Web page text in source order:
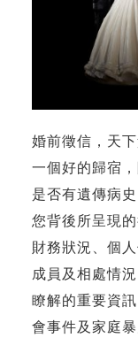
婚前徵信，天
一個好的歸宿
是否有遺傳病
您背後所呈現
財務狀況、個
成員及相處情
瞭解的重要資
會事件及家庭